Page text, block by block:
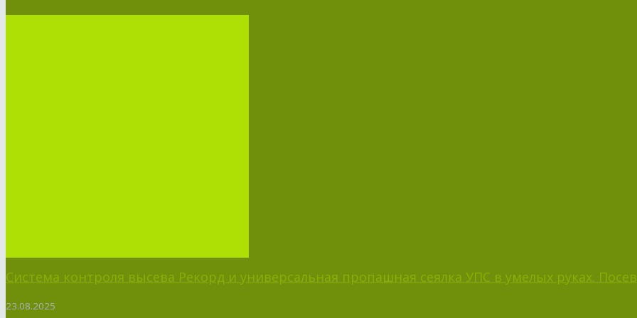
Система контроля высева Рекорд и универсальная пропашная сеялка УПС в умелых руках. Посев
23.08.2025